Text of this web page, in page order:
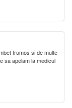
frumos si de multe
sa apelam la medicul